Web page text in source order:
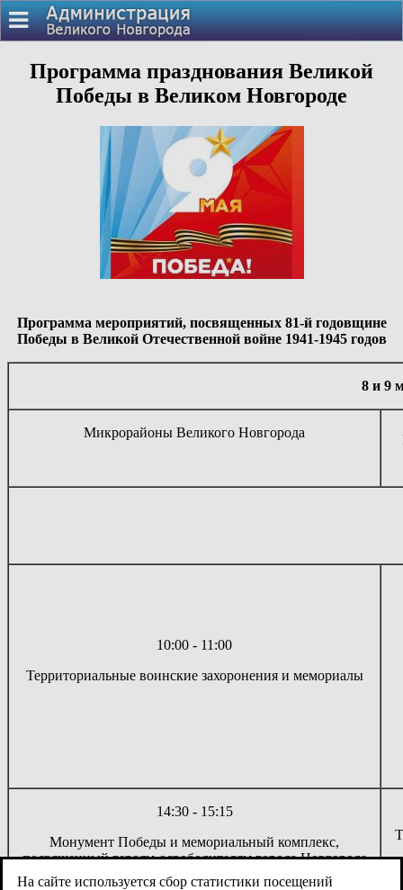
Программа празднования Великой
Победы в Великом Новгороде
Программа мероприятий, посвященных 81-й годовщине
Победы в Великой Отечественной войне 1941-1945 годов
8 и 9
Микрорайоны Великого Новгорода
10:00 - 11:00
Территориальные воинские захоронения и мемориалы
14:30 - 15:15
Монумент Победы и мемориальный комплекс,
посвященный героям-освободителям города Новгорода
1941-1944 гг.
На сайте используется сбор статистики посещений